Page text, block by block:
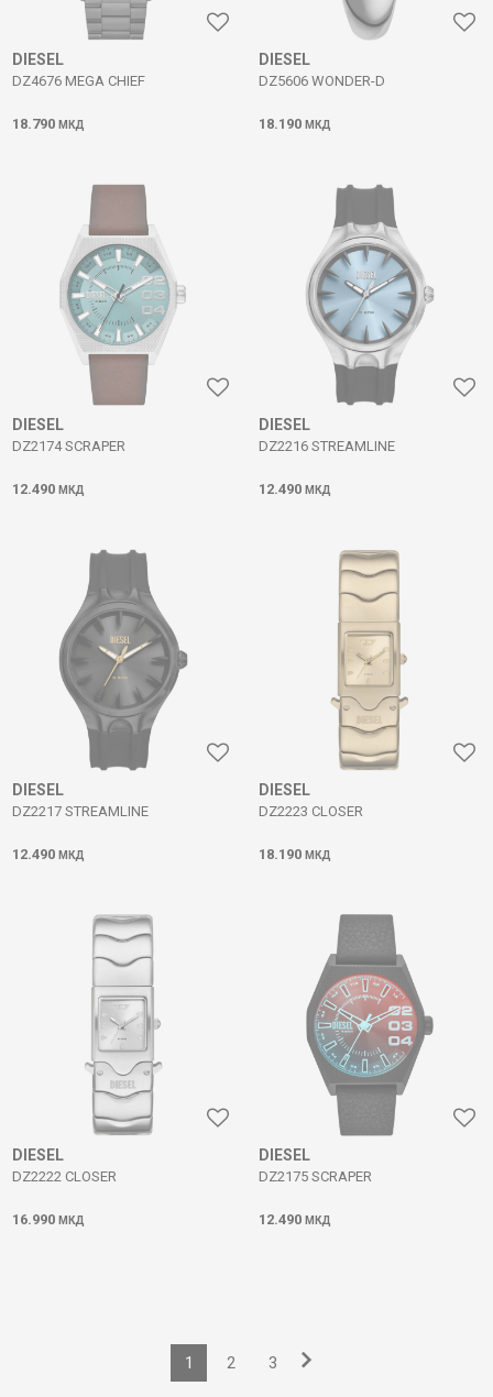
DIESEL
DZ4676 MEGA CHIEF
18.790 МКД
DIESEL
DZ5606 WONDER-D
18.190 МКД
DIESEL
DZ2174 SCRAPER
12.490 МКД
DIESEL
DZ2216 STREAMLINE
12.490 МКД
DIESEL
DZ2217 STREAMLINE
12.490 МКД
DIESEL
DZ2223 CLOSER
18.190 МКД
DIESEL
DZ2222 CLOSER
16.990 МКД
DIESEL
DZ2175 SCRAPER
12.490 МКД
1 2 3